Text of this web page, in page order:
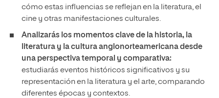
cómo estas influencias se reflejan en la literatura, el
cine y otras manifestaciones culturales.
Analizarás los momentos clave de la historia, la
literatura y la cultura anglonorteamericana desde
una perspectiva temporal y comparativa:
estudiarás eventos históricos significativos y su
representación en la literatura y el arte, comparando
diferentes épocas y contextos.